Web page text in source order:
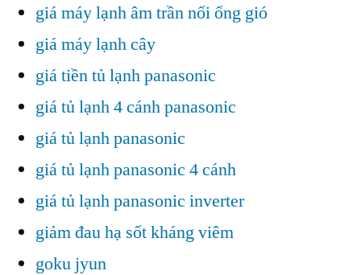
giá máy lạnh âm trần nối ống gió
giá máy lạnh cây
giá tiền tủ lạnh panasonic
giá tủ lạnh 4 cánh panasonic
giá tủ lạnh panasonic
giá tủ lạnh panasonic 4 cánh
giá tủ lạnh panasonic inverter
giảm đau hạ sốt kháng viêm
goku jyun